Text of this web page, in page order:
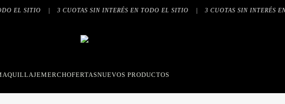
EL SITIO 3 CUOTAS SIN INTERÉS EN TODO EL SITIO 3 CUOTAS SIN INTERÉS EN
MERCHOFERTASNUEVOS PRODUCTOS